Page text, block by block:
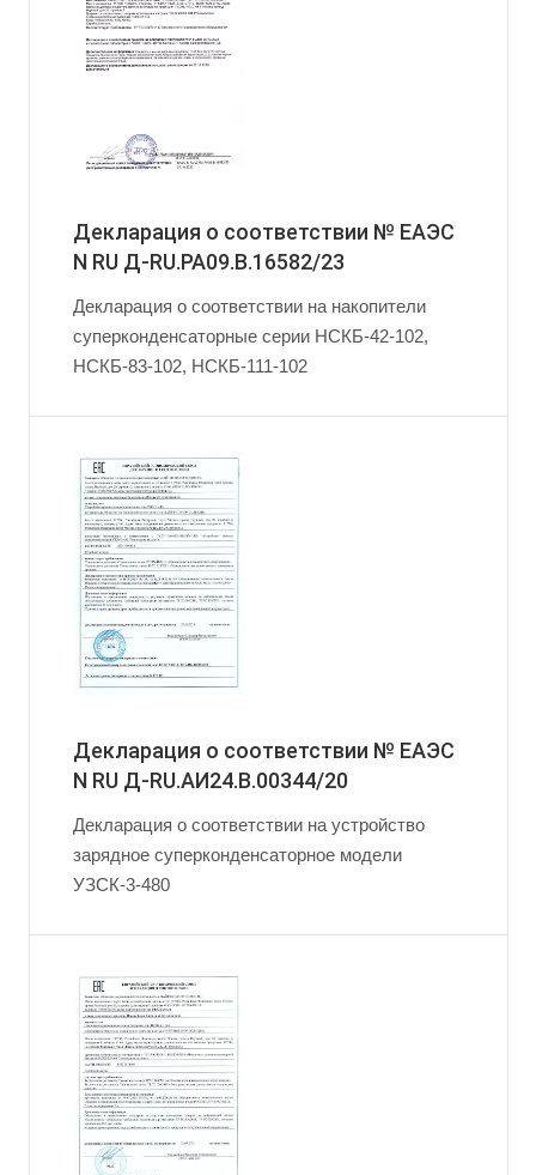
Декларация о соответствии № ЕАЭС
N RU Д-RU.PA09.B.16582/23
Декларация о соответствии на накопители
суперконденсаторные серии НСКБ-42-102,
НСКБ-83-102, НСКБ-111-102
Декларация о соответствии № ЕАЭС
N RU Д-RU.АИ24.B.00344/20
Декларация о соответствии на устройство
зарядное суперконденсаторное модели
УЗСК-3-480